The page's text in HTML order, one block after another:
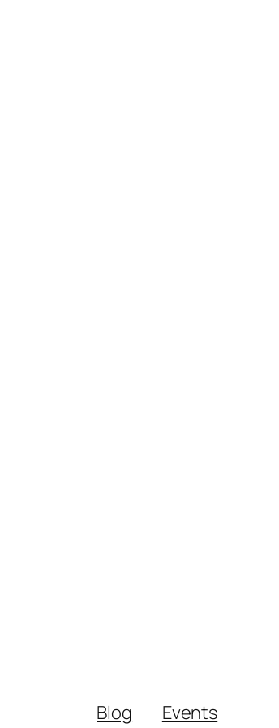
Blog
Events